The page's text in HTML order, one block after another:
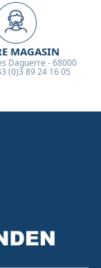
MAGASIN
Daguerre - 68000
(0)3 89 24 16 05